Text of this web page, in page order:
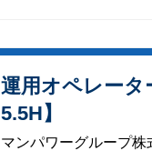
運用オペレー
5.5H】
マンパワーグループ株